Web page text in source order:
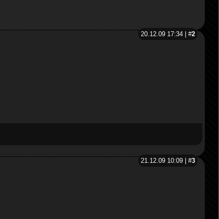
20.12.09 17:34 | #2
21.12.09 10:09 | #3